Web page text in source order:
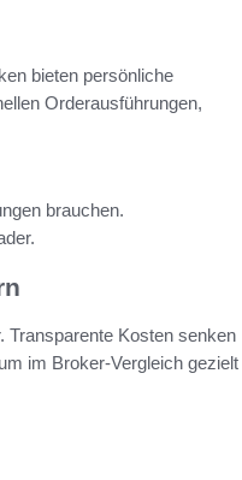
bieten persönliche
Orderausführungen,
brauchen.
Transparente Kosten senken
im Broker-Vergleich gezielt